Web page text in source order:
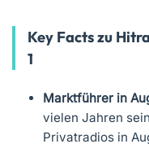
Key Facts zu
1
Marktführer in
vielen Jahren
Privatradios in